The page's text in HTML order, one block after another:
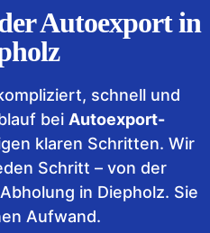
Autoexport in
schnell und
bei Autoexport-
klaren Schritten. Wir
Schritt – von der
in Diepholz. Sie
Aufwand.